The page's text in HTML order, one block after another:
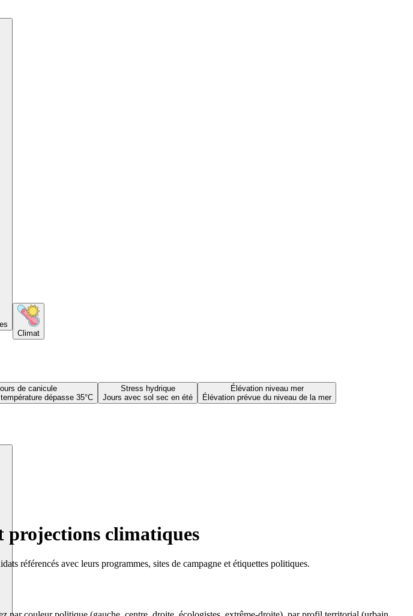
Climat
de canicule
dépasse 35°C
Stress hydrique
Jours avec sol sec en été
Élévation niveau mer
Élévation prévue du niveau de la mer
projections climatiques
référencés avec leurs programmes, sites de campagne et étiquettes politiques.